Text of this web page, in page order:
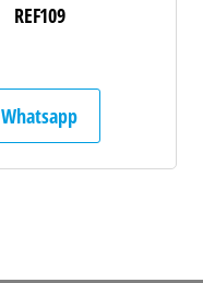
REF109
Whatsapp